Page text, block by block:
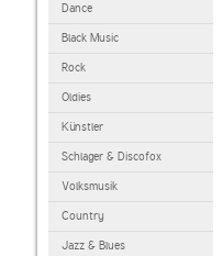
Dance
Black Music
Rock
Oldies
Künstler
Schlager & Discofox
Volksmusik
Country
Jazz & Blues